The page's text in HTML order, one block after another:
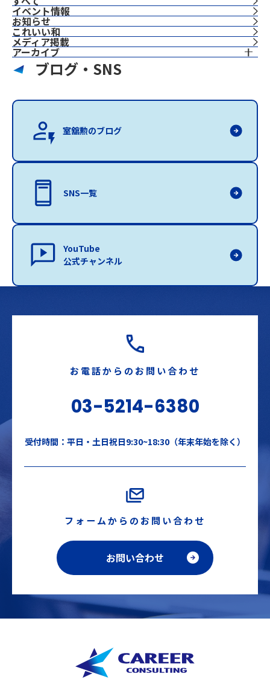
イベント情報
お知らせ
これいい和
⁨⁩メディア掲載
アーカイブ
ブログ・SNS
室舘勲のブログ
SNS一覧
YouTube
公式チャンネル
お電話からのお問い合わせ
03-5214-6380
受付時間：平日・土日祝日9:30~18:30（年末年始を除く）
フォームからのお問い合わせ
お問い合わせ